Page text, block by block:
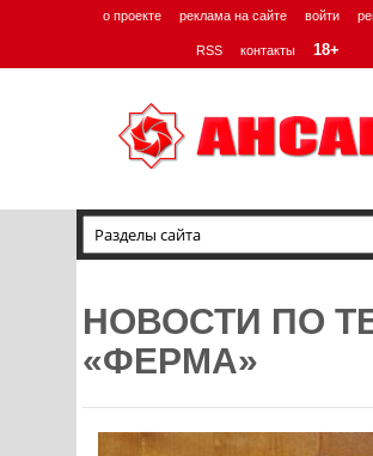
о проекте реклама на сайте войти
RSS контакты 18+
НОВОСТИ ПО
«ФЕРМА»